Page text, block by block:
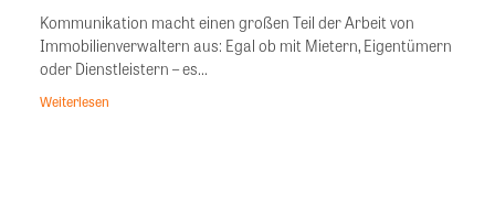
Kommunikation macht einen großen Teil der Arbeit von
Immobilienverwaltern aus: Egal ob mit Mietern, Eigentümern
oder Dienstleistern – es...
Weiterlesen